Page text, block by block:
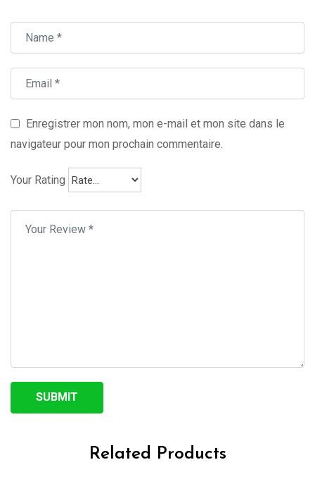
Enregistrer mon nom, mon e-mail et mon site dans le
navigateur pour mon prochain commentaire.
Your Rating
Related Products